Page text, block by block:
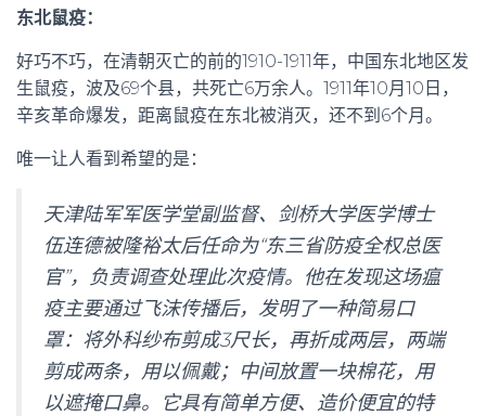
东北鼠疫：
好巧不巧，在清朝灭亡的前的1910-1911年，中国东北地区发
生鼠疫， 波及69个县，共死亡6万余人。1911年10月10日，
辛亥革命爆发，距离鼠疫在东北被消灭，还不到6个月。
唯一让人看到希望的是：
天津陆军军医学堂副监督、剑桥大学医学博士
伍连德被隆裕太后任命为“东三省防疫全权总医
官”，负责调查处理此次疫情。他在发现这场瘟
疫主要通过飞沫传播后，发明了一种简易口
罩：将外科纱布剪成3尺长，再折成两层，两端
剪成两条，用以佩戴；中间放置一块棉花，用
以遮掩口鼻。它具有简单方便、造价便宜的特